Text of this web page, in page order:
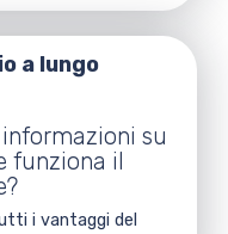
a lungo
su
funziona il
i vantaggi del